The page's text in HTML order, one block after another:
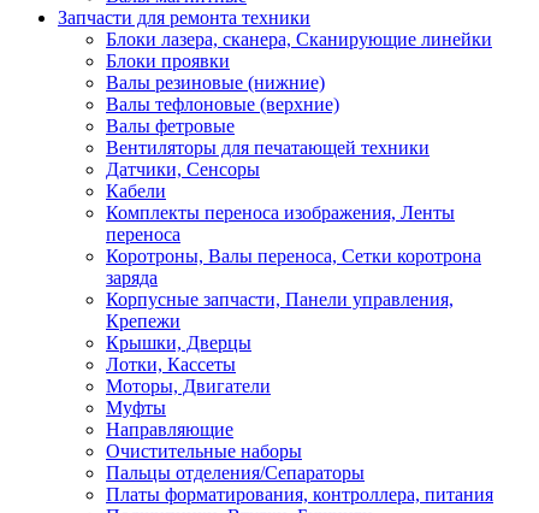
Запчасти для ремонта техники
Блоки лазера, сканера, Сканирующие линейки
Блоки проявки
Валы резиновые (нижние)
Валы тефлоновые (верхние)
Валы фетровые
Вентиляторы для печатающей техники
Датчики, Сенсоры
Кабели
Комплекты переноса изображения, Ленты
переноса
Коротроны, Валы переноса, Сетки коротрона
заряда
Корпусные запчасти, Панели управления,
Крепежи
Крышки, Дверцы
Лотки, Кассеты
Моторы, Двигатели
Муфты
Направляющие
Очистительные наборы
Пальцы отделения/Сепараторы
Платы форматирования, контроллера, питания